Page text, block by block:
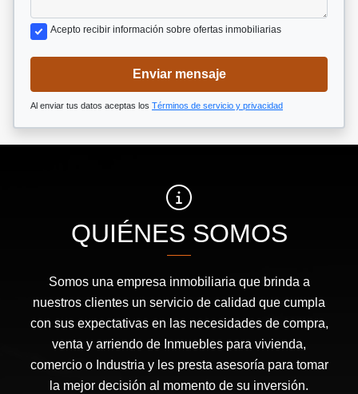
Acepto recibir información sobre ofertas inmobiliarias
Enviar mensaje
Al enviar tus datos aceptas los Términos de servicio y privacidad
QUIÉNES SOMOS
Somos una empresa inmobiliaria que brinda a
nuestros clientes un servicio de calidad que cumpla
con sus expectativas en las necesidades de compra,
venta y arriendo de Inmuebles para vivienda,
comercio o Industria y les presta asesoría para tomar
la mejor decisión al momento de su inversión.